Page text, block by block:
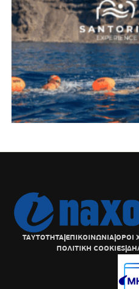
ΤΑΥΤΟΤΗΤΑ|ΕΠΙΚΟΙΝΩΝΙΑ|ΟΡΟΙ
ΠΟΛΙΤΙΚΗ COOKIES|